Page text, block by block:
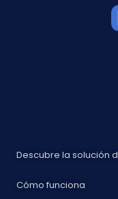
Descubre la solución
Cómo funciona